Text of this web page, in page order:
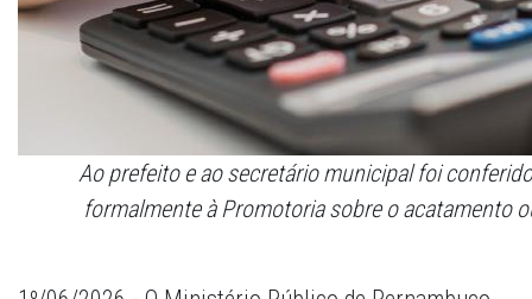
Ao prefeito e ao secretário municipal foi
formalmente à Promotoria sobre o acatamento